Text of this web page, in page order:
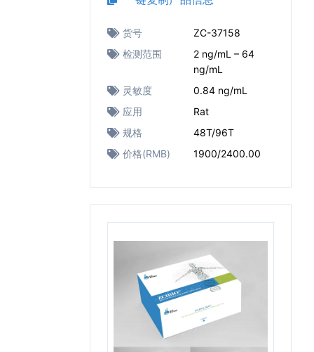
货号
ZC-37158
检测范围
2 ng/mL – 64
ng/mL
灵敏度
0.84 ng/mL
应用
Rat
规格
48T/96T
价格(RMB)
1900/2400.00